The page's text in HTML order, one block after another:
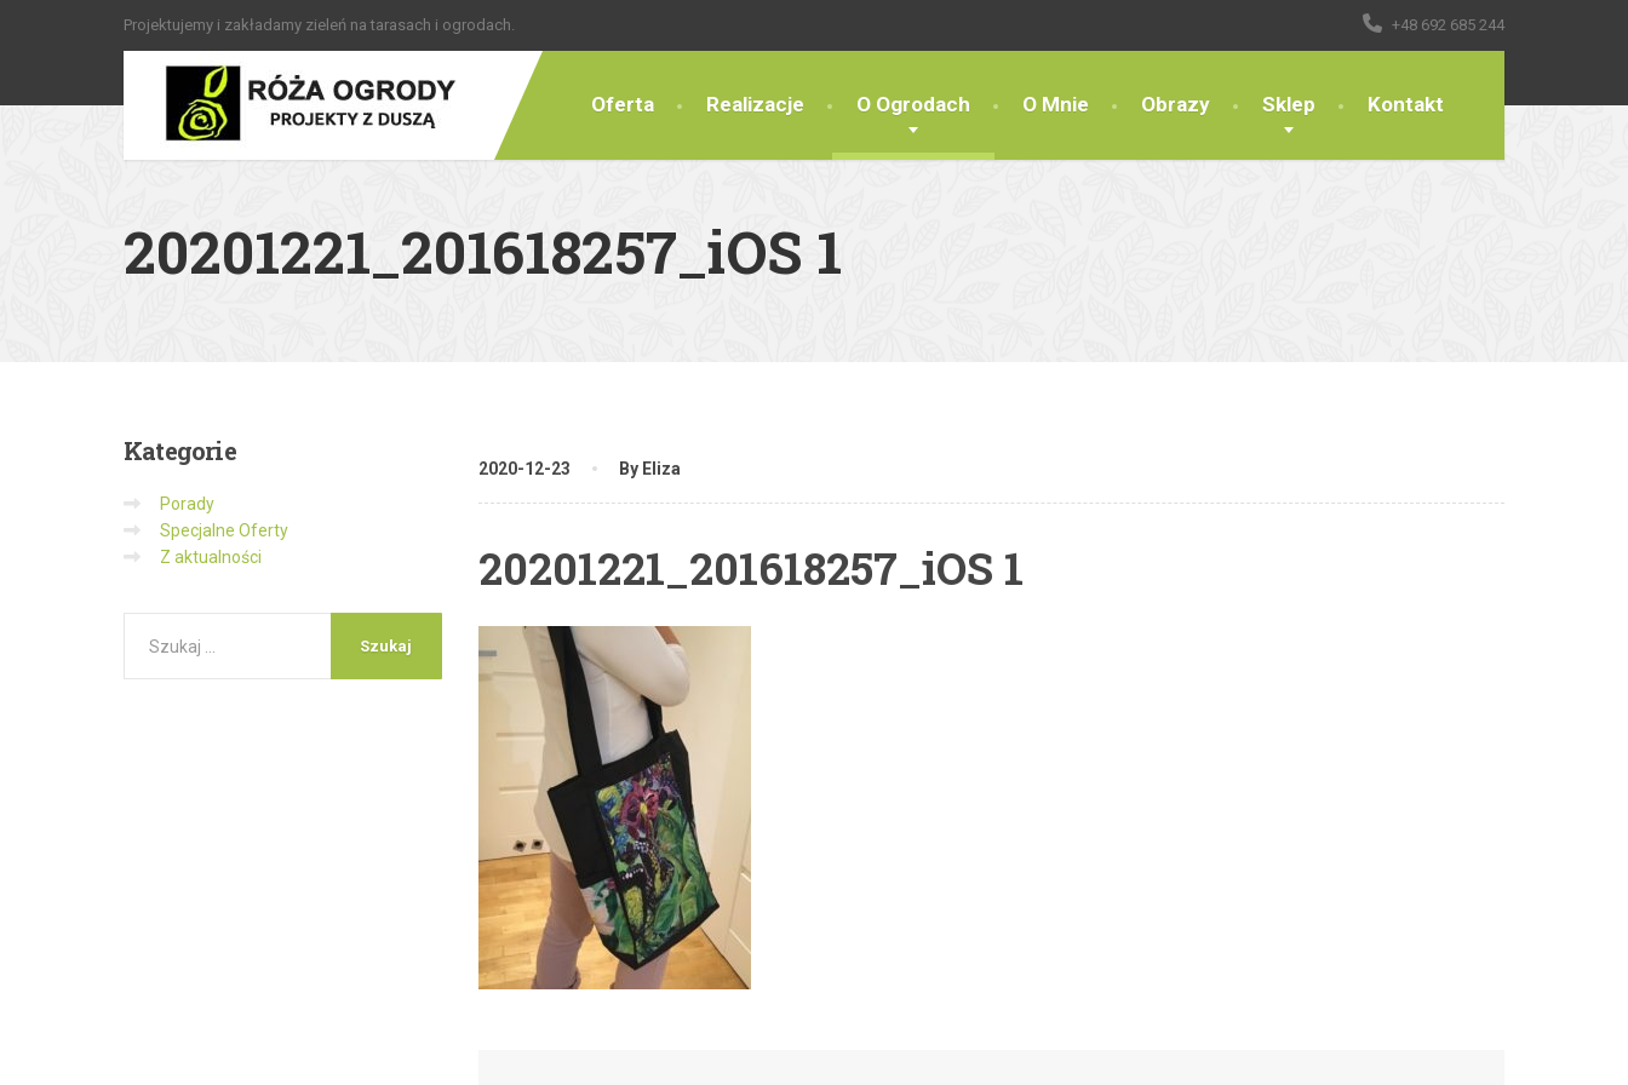
Projektujemy i zakładamy zieleń na tarasach i ogrodach. +48 692 685 244
Oferta Realizacje O Ogrodach O Mnie Obrazy Sklep Kontakt
20201221_201618257_iOS 1
2020-12-23 By Eliza
20201221_201618257_iOS 1
Kategorie
Porady
Specjalne Oferty
Z aktualności